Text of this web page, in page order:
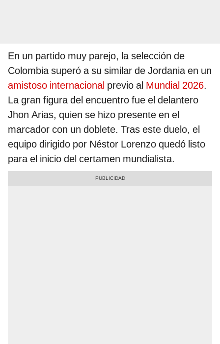
En un partido muy parejo, la selección de
Colombia superó a su similar de Jordania en un
amistoso internacional previo al Mundial 2026.
La gran figura del encuentro fue el delantero
Jhon Arias, quien se hizo presente en el
marcador con un doblete. Tras este duelo, el
equipo dirigido por Néstor Lorenzo quedó listo
para el inicio del certamen mundialista.